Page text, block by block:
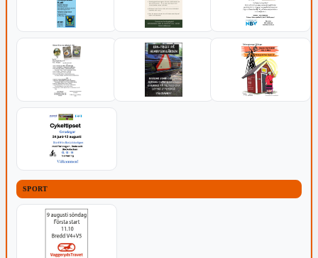
SPORT